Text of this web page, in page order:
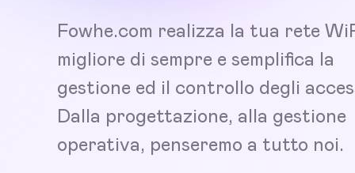
Fowhe.com realizza la tua rete
migliore di sempre e semplifica la
gestione ed il controllo degli
Dalla progettazione, alla gestione
operativa, penseremo a tutto noi.